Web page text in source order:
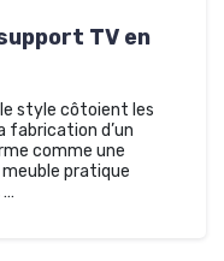
TV en
style côtoient les
fabrication d’un
comme une
pratique
…